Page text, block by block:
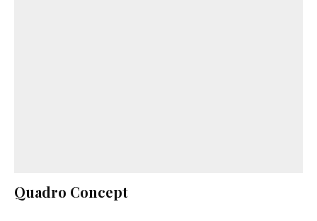
Quadro Concept